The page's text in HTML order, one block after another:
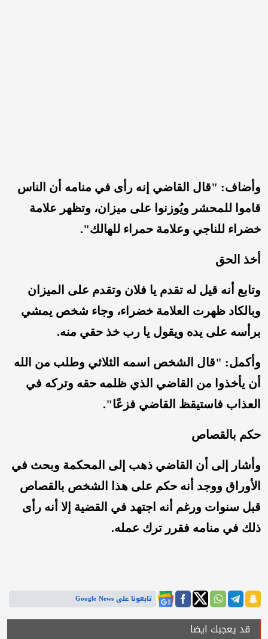
وأضاف: "قال القاضي إنه رأى في منامه أن الناس
قاموا للمحشر ويُوزنوا على ميزان، وتظهر علامة
خضراء للناجي وعلامة حمراء للهالك".
أخذ الحق
وتابع أنه قيل له تقدم يا فلان وتقدم على الميزان
وبالكاد ظهرت العلامة خضراء، وجاء شخص يمشي
برأسه على يده ويقول يا رب خذ حقي منه.
وأكمل: "قال الشخص اسمه الثلاثي وطلب من الله
أن يأخذوا من القاضي الذي ظلمه حقه وتركه في
العذاب فاستيقظ القاضي فزعًا".
حكم بالقصاص
وأشار إلى أن القاضي ذهب إلى المحكمة وبحث في
الأوراق ووجد أنه حكم على هذا الشخص بالقصاص
قبل سنوات ورغم أنه اجتهد في القضية إلا أنه رأى
ذلك في منامه فقرر ترك عمله.
تابعونا على Google News
قد يعجبك ايضا